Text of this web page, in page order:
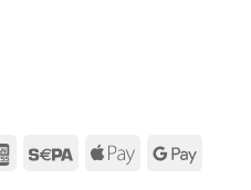
American Sepa
Apple
Google